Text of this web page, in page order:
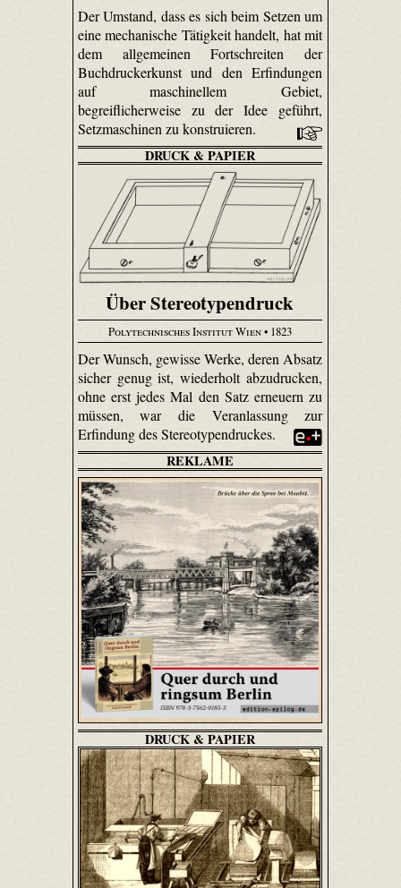
Der Umstand, dass es sich beim Setzen um
eine mechanische Tätigkeit handelt, hat mit
dem allgemeinen Fortschreiten der
Buchdruckerkunst und den Erfindungen
auf maschinellem Gebiet,
begreiflicherweise zu der Idee geführt,
Setzmaschinen zu konstruieren.
DRUCK & PAPIER
Über Stereotypendruck
Polytechnisches Institut Wien• 1823
Der Wunsch, gewisse Werke, deren Absatz
sicher genug ist, wiederholt abzudrucken,
ohne erst jedes Mal den Satz erneuern zu
müssen, war die Veranlassung zur
Erfindung des Stereotypendruckes.
REKLAME
DRUCK & PAPIER